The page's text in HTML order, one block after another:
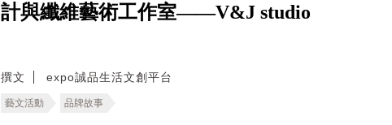
計與纖維藝術工作室——V&J studio
撰文 expo誠品生活文創平台
藝文活動 品牌故事